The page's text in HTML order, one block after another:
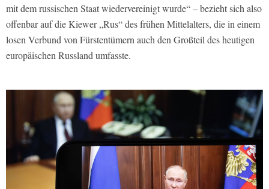
mit dem russischen Staat wiedervereinigt wurde“ – bezieht sich also
offenbar auf die Kiewer „Rus“ des frühen Mittelalters, die in einem
losen Verbund von Fürstentümern auch den Großteil des heutigen
europäischen Russland umfasste.